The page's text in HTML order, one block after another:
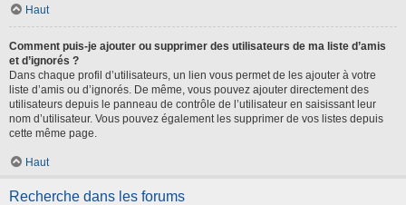
Haut
Comment puis-je ajouter ou supprimer des utilisateurs de ma liste d’amis
et d’ignorés ?
Dans chaque profil d’utilisateurs, un lien vous permet de les ajouter à votre
liste d’amis ou d’ignorés. De même, vous pouvez ajouter directement des
utilisateurs depuis le panneau de contrôle de l’utilisateur en saisissant leur
nom d’utilisateur. Vous pouvez également les supprimer de vos listes depuis
cette même page.
Haut
Recherche dans les forums